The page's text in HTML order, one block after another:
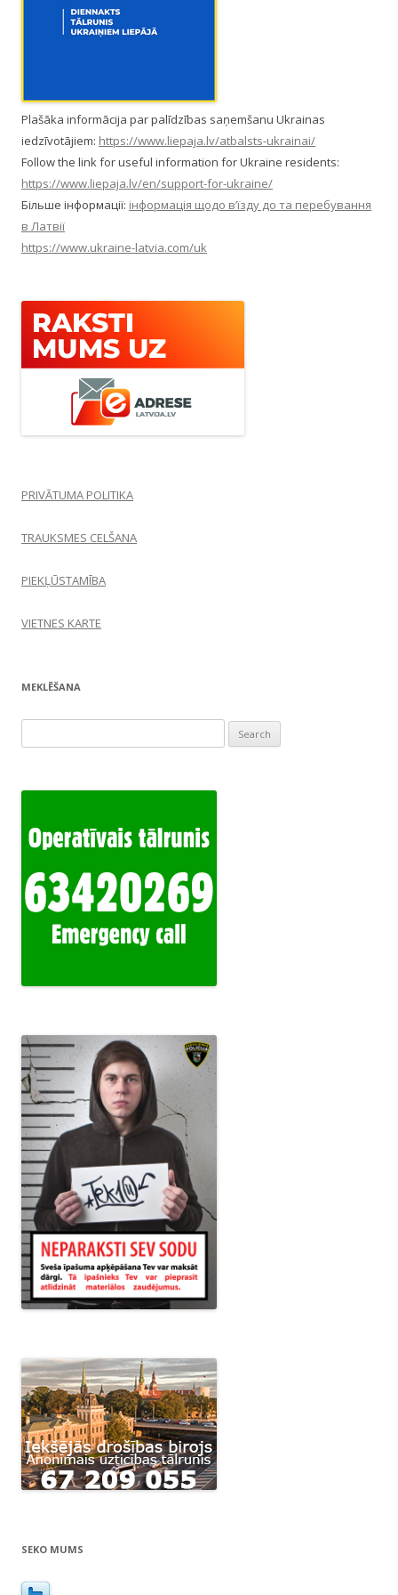
Plašāka informācija par palīdzības saņemšanu Ukrainas
iedzīvotājiem: https://www.liepaja.lv/atbalsts-ukrainai/
Follow the link for useful information for Ukraine residents:
https://www.liepaja.lv/en/support-for-ukraine/
Більше інформації: інформація щодо в’їзду до та перебування
в Латвії
https://www.ukraine-latvia.com/uk
PRIVĀTUMA POLITIKA
TRAUKSMES CELŠANA
PIEKĻŪSTAMĪBA
VIETNES KARTE
MEKLĒŠANA
for:
SEKO MUMS